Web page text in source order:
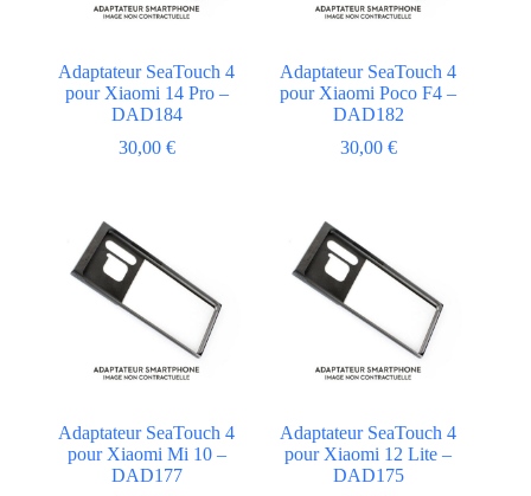
Adaptateur SeaTouch 4
pour Xiaomi 14 Pro –
DAD184
30,00 €
Adaptateur SeaTouch 4
pour Xiaomi Poco F4 –
DAD182
30,00 €
Adaptateur SeaTouch 4
pour Xiaomi Mi 10 –
DAD177
Adaptateur SeaTouch 4
pour Xiaomi 12 Lite –
DAD175